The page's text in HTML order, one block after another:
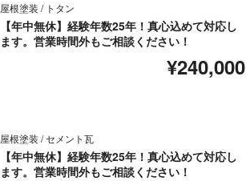
屋根塗装 / トタン
【年中無休】経験年数25年！真心込めて対応し
ます。営業時間外もご相談ください！
¥240,000
屋根塗装 / セメント瓦
【年中無休】経験年数25年！真心込めて対応し
ます。営業時間外もご相談ください！